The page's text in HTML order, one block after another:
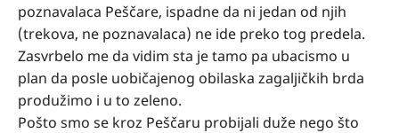
poznavalaca Peščare, ispadne da ni jedan od njih
(trekova, ne poznavalaca) ne ide preko tog predela.
Zasvrbelo me da vidim sta je tamo pa ubacismo u
plan da posle uobičajenog obilaska zagaljičkih brda
produžimo i u to zeleno.
Pošto smo se kroz Peščaru probijali duže nego što